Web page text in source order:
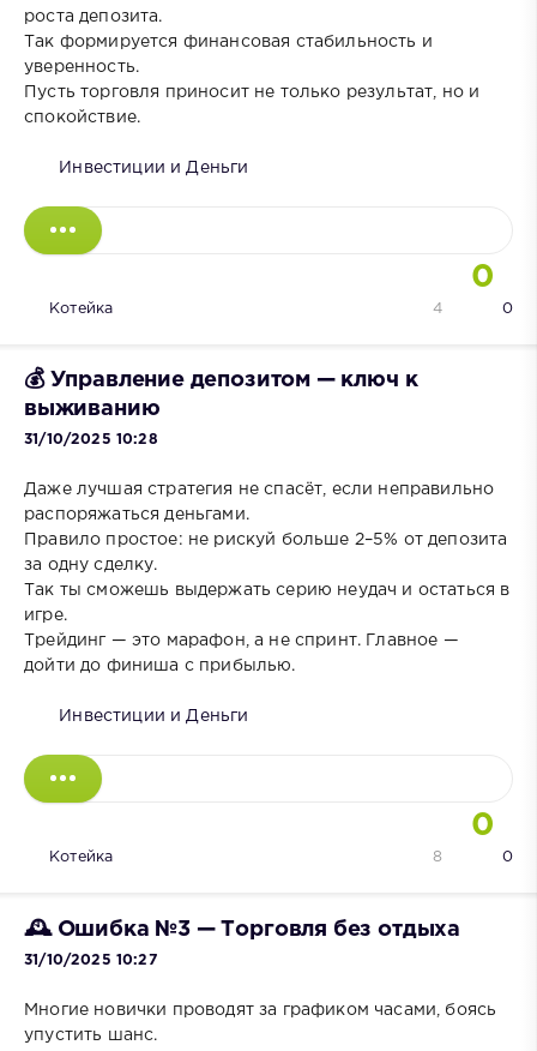
роста депозита.
Так формируется финансовая стабильность и
уверенность.
Пусть торговля приносит не только результат, но и
спокойствие.
Инвестиции и Деньги
0
Котейка 0
4
💰 Управление депозитом — ключ к
выживанию
31/10/2025 10:28
Даже лучшая стратегия не спасёт, если неправильно
распоряжаться деньгами.
Правило простое: не рискуй больше 2–5% от депозита
за одну сделку.
Так ты сможешь выдержать серию неудач и остаться в
игре.
Трейдинг — это марафон, а не спринт. Главное —
дойти до финиша с прибылью.
Инвестиции и Деньги
0
Котейка 0
8
🕰 Ошибка №3 — Торговля без отдыха
31/10/2025 10:27
Многие новички проводят за графиком часами, боясь
упустить шанс.